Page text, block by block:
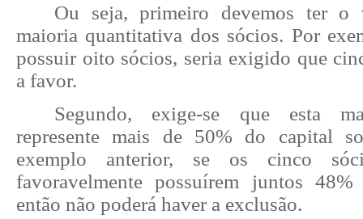
Ou seja, primeiro devemos ter o
maioria quantitativa dos sócios. Por
possuir oito sócios, seria exigido que
a favor.
Segundo, exige-se que esta
represente mais de 50% do capital
exemplo anterior, se os cinco
favoravelmente possuírem juntos
então não poderá haver a exclusão.